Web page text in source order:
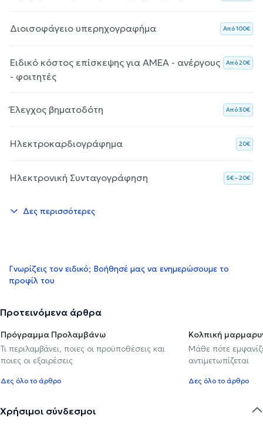
Διοισοφάγειο υπερηχογραφήμα Aπό 100€
Ειδικό κόστος επίσκεψης για ΑΜΕΑ - ανέργους
- φοιτητές
Aπό 20€
Έλεγχος βηματοδότη Aπό 30€
Ηλεκτροκαρδιογράφημα 20€
Ηλεκτρονική Συνταγογράφηση 5€ – 20€
Δες περισσότερες
Γνωρίζεις τον ειδικό; Βοήθησέ μας να ενημερώσουμε το
προφίλ του
Προτεινόμενα άρθρα
Πρόγραμμα Προλαμβάνω
Τι περιλαμβάνει, ποιες οι προϋποθέσεις και
ποιες οι εξαιρέσεις
Δες όλο το άρθρο
Κολπική
Μάθε πότε
αντιμετωπίζεται
Δες όλο το άρθρο
Χρήσιμοι σύνδεσμοι